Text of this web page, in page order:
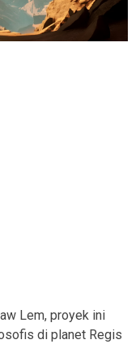
Lem, proyek ini
di planet Regis